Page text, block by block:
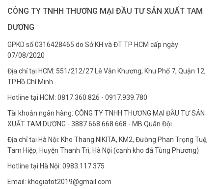
CÔNG TY TNHH THƯƠNG MẠI ĐẦU TƯ SẢN XUẤT TAM
DƯƠNG
GPKD số 0316428465 do Sở KH và ĐT TP HCM cấp ngày
07/08/2020
Địa chỉ tại HCM: 551/212/27 Lê Văn Khương, Khu Phố 7, Quận 12,
TP.Hồ Chí Minh
Hotline tại HCM: 0817.360.826 - 0917.939.780
Tài khoản ngân hàng: CÔNG TY TNHH THƯƠNG MẠI ĐẦU TƯ SẢN
XUẤT TAM DƯƠNG - 3887 668 668 668 - MB Quân Đội
Địa chỉ tại Hà Nội: Kho Thang NIKITA, KM2, Đường Phan Trọng Tuệ,
Tam Hiệp, Huyện Thanh Trì, Hà Nội (cạnh kho đá Tùng Phương)
Hotline tại Hà Nội: 0983.117.375
Email: khogiatot2019@gmail.com